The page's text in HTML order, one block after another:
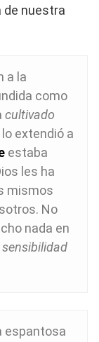
de nuestra
a la
como
cultivado
extendió a
estaba
les ha
mismos
No
nada en
espantosa